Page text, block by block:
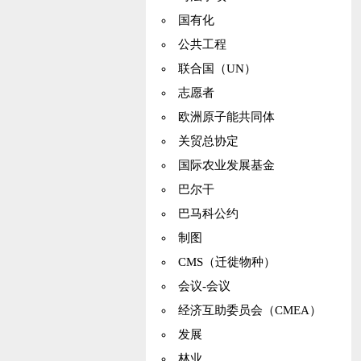
国有化
公共工程
联合国（UN）
志愿者
欧洲原子能共同体
关贸总协定
国际农业发展基金
巴尔干
巴马科公约
制图
CMS（迁徙物种）
会议-会议
经济互助委员会（CMEA）
发展